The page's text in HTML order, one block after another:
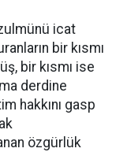
icat
bir kısmı
bir kısmı ise
derdine
hakkını gasp
özgürlük